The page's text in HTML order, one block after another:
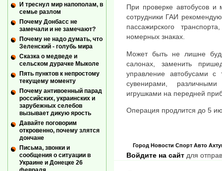
При проверке автобусов и
сотрудники ГАИ
пассажирского
номерных знаках.
Может быть не лишне
салонах, заменить
управление автобусами с
сувенирами,
игрушками на передней
Операция продлится до 5
Город Новости Спорт Авто
Войдите на сайт для
И треснул мир напополам, в
семье разлом
Почему Донбасс не
замечали и не замечают?
Почему не надо думать, что
Зеленский - голубь мира
Сказка о медведе и
сельском дурачке Мыколе
Пять пунктов к непростому
текущему моменту
Почему антивоенный парад
российских, украинских и
зарубежных селебов
вызывает дикую ярость
Давайте поговорим
откровенно, почему злятся
дончане
Письма, звонки и
сообщения о ситуации в
Украине и Донецке 26